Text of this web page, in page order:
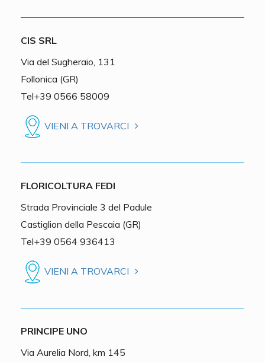
CIS SRL
Via del Sugheraio, 131
Follonica (GR)
Tel+39 0566 58009
VIENI A TROVARCI
FLORICOLTURA FEDI
Strada Provinciale 3 del Padule
Castiglion della Pescaia (GR)
Tel+39 0564 936413
VIENI A TROVARCI
PRINCIPE UNO
Via Aurelia Nord, km 145